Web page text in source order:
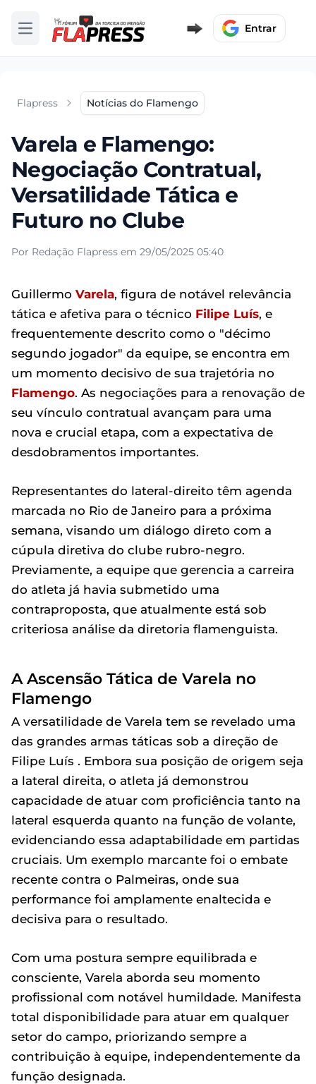
Abrir menu Entrar
Flapress Notícias do Flamengo
Varela e Flamengo:
Negociação Contratual,
Versatilidade Tática e
Futuro no Clube
Por Redação Flapress em 29/05/2025 05:40
Guillermo Varela, figura de notável relevância
tática e afetiva para o técnico Filipe Luís, e
frequentemente descrito como o "décimo
segundo jogador" da equipe, se encontra em
um momento decisivo de sua trajetória no
Flamengo. As negociações para a renovação de
seu vínculo contratual avançam para uma
nova e crucial etapa, com a expectativa de
desdobramentos importantes.
Representantes do lateral-direito têm agenda
marcada no Rio de Janeiro para a próxima
semana, visando um diálogo direto com a
cúpula diretiva do clube rubro-negro.
Previamente, a equipe que gerencia a carreira
do atleta já havia submetido uma
contraproposta, que atualmente está sob
criteriosa análise da diretoria flamenguista.
A Ascensão Tática de Varela no
Flamengo
A versatilidade de Varela tem se revelado uma
das grandes armas táticas sob a direção de
Filipe Luís . Embora sua posição de origem seja
a lateral direita, o atleta já demonstrou
capacidade de atuar com proficiência tanto na
lateral esquerda quanto na função de volante,
evidenciando essa adaptabilidade em partidas
cruciais. Um exemplo marcante foi o embate
recente contra o Palmeiras, onde sua
performance foi amplamente enaltecida e
decisiva para o resultado.
Com uma postura sempre equilibrada e
consciente, Varela aborda seu momento
profissional com notável humildade. Manifesta
total disponibilidade para atuar em qualquer
setor do campo, priorizando sempre a
contribuição à equipe, independentemente da
função designada.